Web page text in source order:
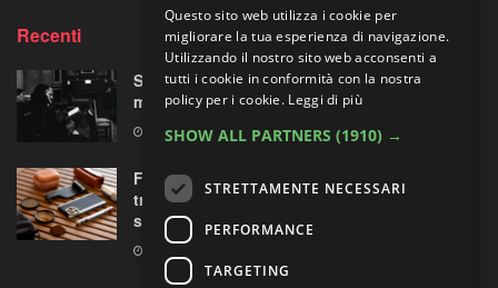
Recenti
Scanno nelle foto di Renzo Tortelli, oltre il
mito di Cartier-Bresson e Giacomelli
10 AGOSTO 2026
Fotorgear Retro Photography Kit: l’iPhone si
traveste da fotocamera, ma ha davvero
senso?
Questo sito web utilizza i cookie per
migliorare la tua esperienza di navigazione.
Utilizzando il nostro sito web acconsenti a
tutti i cookie in conformità con la nostra
policy per i cookie. Leggi di più
SHOW ALL PARTNERS (1910) →
STRETTAMENTE NECESSARI
PERFORMANCE
TARGETING